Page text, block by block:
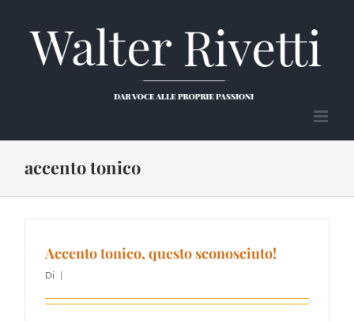
contenuto
accento tonico
Accento tonico, questo sconosciuto!
Di |